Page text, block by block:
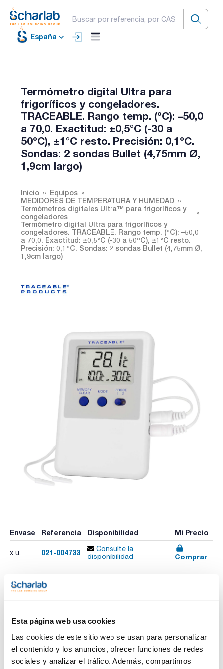
Esta página web usa cookies
Las cookies de este sitio web se usan para personalizar
el contenido y los anuncios, ofrecer funciones de redes
sociales y analizar el tráfico. Además, compartimos
España
Termómetro digital Ultra para
frigoríficos y congeladores.
TRACEABLE. Rango temp. (ºC): –50,0
a 70,0. Exactitud: ±0,5°C (-30 a
50ºC), ±1°C resto. Precisión: 0,1ºC.
Sondas: 2 sondas Bullet (4,75mm Ø,
1,9cm largo)
Inicio
Equipos
MEDIDORES DE TEMPERATURA Y HUMEDAD
Termómetros digitales Ultra™ para frigoríficos y
congeladores
Termómetro digital Ultra para frigoríficos y
congeladores. TRACEABLE. Rango temp. (ºC): –50,0
a 70,0. Exactitud: ±0,5°C (-30 a 50ºC), ±1°C resto.
Precisión: 0,1ºC. Sondas: 2 sondas Bullet (4,75mm Ø,
1,9cm largo)
Envase Referencia Disponibilidad Mi Precio
x u. 021-004733
Consulte la
disponibilidad
Comprar
Características
Rango temperatura (ºC) : –50,0 a 70,0
Exactitud : ±0,5°C (-30 a 50ºC), ±1°C resto
Sondas : 2 sondas BulletTM (4,75mm Ø, 1,9cm largo)
Pack (u.) : 1